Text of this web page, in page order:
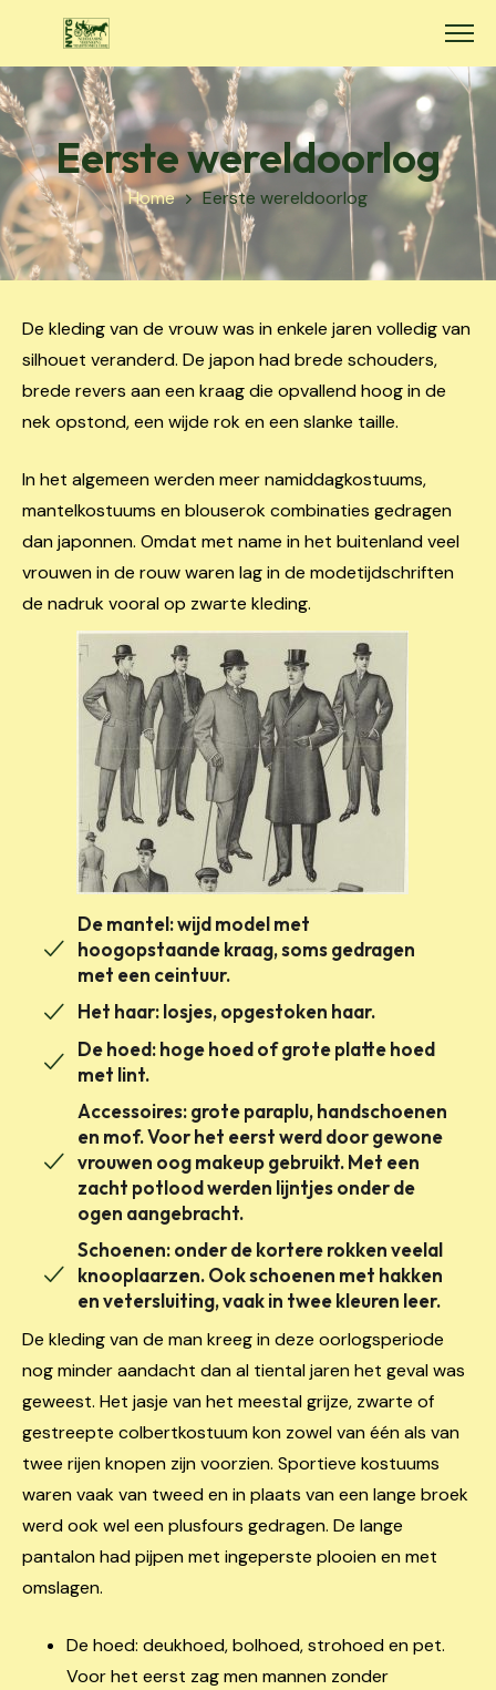
content
Eerste wereldoorlog
Home Eerste wereldoorlog
De kleding van de vrouw was in enkele jaren volledig van
silhouet veranderd. De japon had brede schouders,
brede revers aan een kraag die opvallend hoog in de
nek opstond, een wijde rok en een slanke taille.
In het algemeen werden meer namiddagkostuums,
mantelkostuums en blouserok combinaties gedragen
dan japonnen. Omdat met name in het buitenland veel
vrouwen in de rouw waren lag in de modetijdschriften
de nadruk vooral op zwarte kleding.
De mantel: wijd model met
hoogopstaande kraag, soms gedragen
met een ceintuur.
Het haar: losjes, opgestoken haar.
De hoed: hoge hoed of grote platte hoed
met lint.
Accessoires: grote paraplu, handschoenen
en mof. Voor het eerst werd door gewone
vrouwen oog makeup gebruikt. Met een
zacht potlood werden lijntjes onder de
ogen aangebracht.
Schoenen: onder de kortere rokken veelal
knooplaarzen. Ook schoenen met hakken
en vetersluiting, vaak in twee kleuren leer.
De kleding van de man kreeg in deze oorlogsperiode
nog minder aandacht dan al tiental jaren het geval was
geweest. Het jasje van het meestal grijze, zwarte of
gestreepte colbertkostuum kon zowel van één als van
twee rijen knopen zijn voorzien. Sportieve kostuums
waren vaak van tweed en in plaats van een lange broek
werd ook wel een plusfours gedragen. De lange
pantalon had pijpen met ingeperste plooien en met
omslagen.
De hoed: deukhoed, bolhoed, strohoed en pet.
Voor het eerst zag men mannen zonder